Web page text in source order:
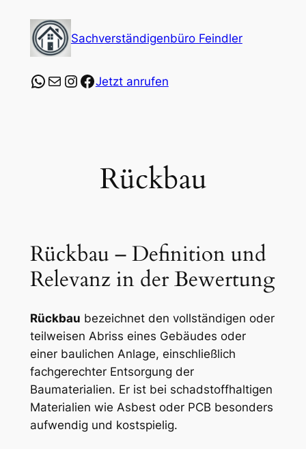
Inhalt
springen
Sachverständigenbüro Feindler
https://wa.me/
E-MailInstagram
Facebook
Jetzt anrufen
Rückbau
Rückbau – Definition und
Relevanz in der Bewertung
Rückbau bezeichnet den vollständigen oder
teilweisen Abriss eines Gebäudes oder
einer baulichen Anlage, einschließlich
fachgerechter Entsorgung der
Baumaterialien. Er ist bei schadstoffhaltigen
Materialien wie Asbest oder PCB besonders
aufwendig und kostspielig.